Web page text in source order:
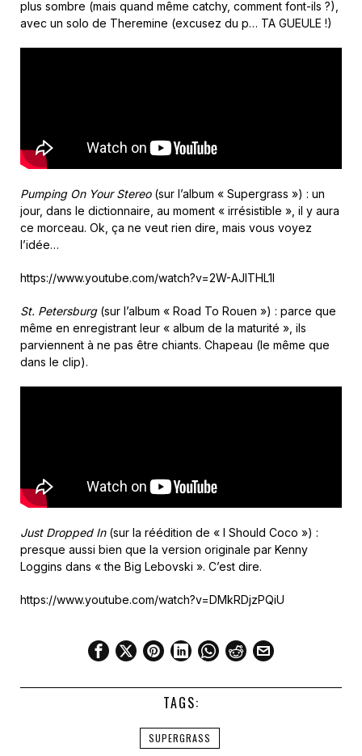
plus sombre (mais quand même catchy, comment font-ils ?),
avec un solo de Theremine (excusez du p… TA GUEULE !)
Pumping On Your Stereo(sur l’album « Supergrass ») : un
jour, dans le dictionnaire, au moment « irrésistible », il y aura
ce morceau. Ok, ça ne veut rien dire, mais vous voyez
l’idée…
https://www.youtube.com/watch?v=2W-AJlTHL1I
St. Petersburg(sur l’album « Road To Rouen ») : parce que
même en enregistrant leur « album de la maturité », ils
parviennent à ne pas être chiants. Chapeau (le même que
dans le clip).
Just Dropped In(sur la réédition de « I Should Coco ») :
presque aussi bien que la version originale par Kenny
Loggins dans « the Big Lebovski ». C’est dire.
https://www.youtube.com/watch?v=DMkRDjzPQiU
TAGS:
SUPERGRASS